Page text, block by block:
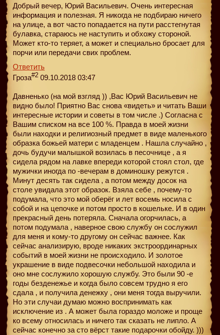
Добрый вечер, Юрий Васильевич. Очень интересная
информация и полезная. Я никогда не подбираю ничего
на улице, а вот часто попадается на пути расстегнутая
булавка, стараюсь не наступить и обхожу стороной.
Может кто-то теряет, а может и специально бросает для
порчи или передачи свих проблем.
Ответить
Гроза#2 09.10.2018 03:47
Давненько (на мой взгляд )) ,Вас Юрий Васильевич не
видно было! Приятно Вас снова «видеть» и читать Ваши
интересные истории и советы в том числе .) Согласна с
Вашим списком на все 100 %. Правда в моей жизни
были находки и религиозный предмет в виде маленького
образка божьей матери с младенцем . Нашла случайно ,
дочь будучи малышкой возилась в песочнице , а я
сидела рядом на лавке впереди которой стоял стол, где
мужички иногда по -вечерам в доминошку режутся .
Минут десять так сидела , а потом между досок на
столе увидала этот образок. Взяла себе , почему-то
подумала, что это мой оберёг и лет восемь носила с
собой и на цепочке и потом просто в кошельке. И в один
прекрасный день потеряла. Сначала огорчилась, а
потом подумала , наверное свою службу он сослужил
для меня и кому-то другому он сейчас важнее. Как
сейчас анализирую, вроде никаких экстроординарных
событий в моей жизни не происходило. И золотое
украшение в виде подвесочки небольшой находила и
оно мне сослужило хорошую службу. Это были 90 -е
годы безденежье и когда было совсем трудно я его
сдала , и получила денежку , они меня тогда выручили.
Но эти случаи думаю можно воспринимать как
исключение из . А может была гораздо моложе и проще
ко всему относилась и ничего так сказать не липло. А
сейчас конечно за сто вёрст такие подарочки обойду. )))